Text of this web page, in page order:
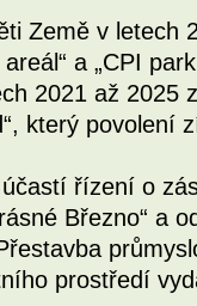
Země v letech
a „CPI
2021 až 2025
který povolení
řízení o
Březno“ a
prostředí